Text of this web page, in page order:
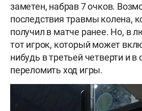
заметен, набрав 7 очков.
последствия травмы колена,
получил в матче ранее. Но, в
тот игрок, который может
нибудь в третьей четверти и в
переломить ход игры.